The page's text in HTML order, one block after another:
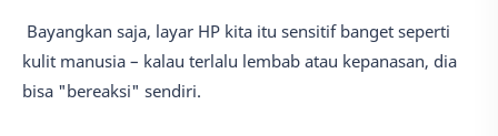
Bayangkan saja, layar HP kita itu sensitif banget seperti
kulit manusia – kalau terlalu lembab atau kepanasan, dia
bisa "bereaksi" sendiri.